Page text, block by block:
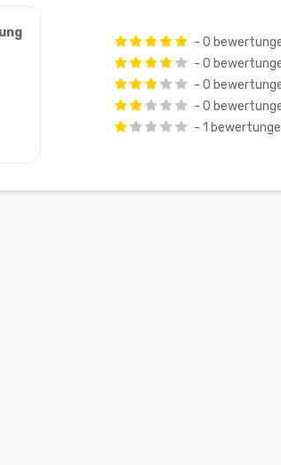
- 0
- 0
- 0
- 0
- 1